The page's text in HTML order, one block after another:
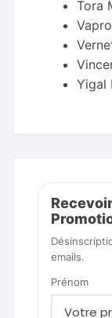
Tora
Yigal
emails.
Prénom